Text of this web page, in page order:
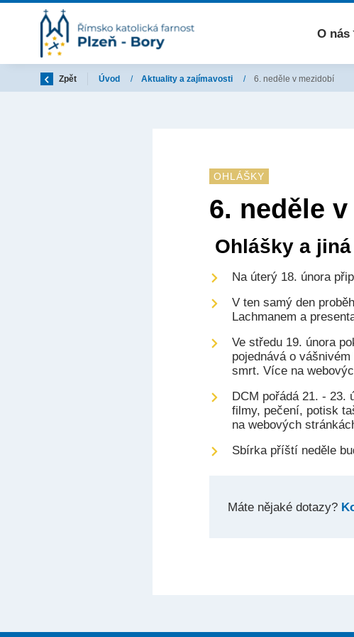
O nás
Zpět Úvod / Aktuality a zajímavosti / 6. neděle v mezidobí
OHLÁŠKY
6. neděle
Ohlášky a
Na úterý 18. února
V ten samý den
Lachmanem a
Ve středu 19. února
pojednává o
smrt. Více na
DCM pořádá 21. - 23.
filmy, pečení, potisk
na webových
Sbírka příští neděle
Máte nějaké dotazy?